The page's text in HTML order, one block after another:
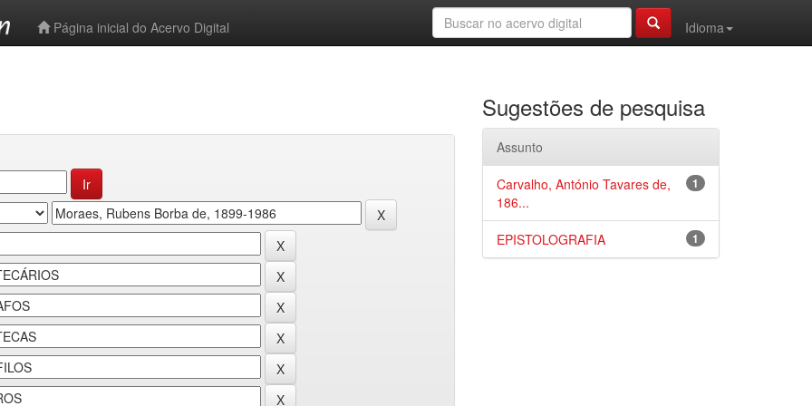
Página inicial do Acervo Digital
Idioma
Sugestões de pesquisa
Assunto
1
Carvalho, António Tavares de,
186...
1
EPISTOLOGRAFIA